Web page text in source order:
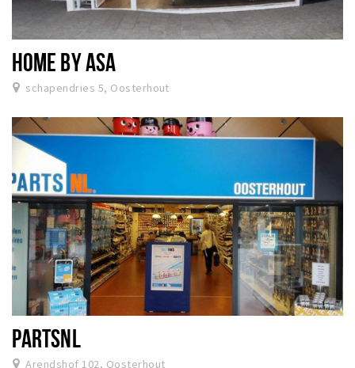
HOME BY ASA
schapendries 5, Oosterhout
PARTSNL
Arendshof 102, Oosterhout